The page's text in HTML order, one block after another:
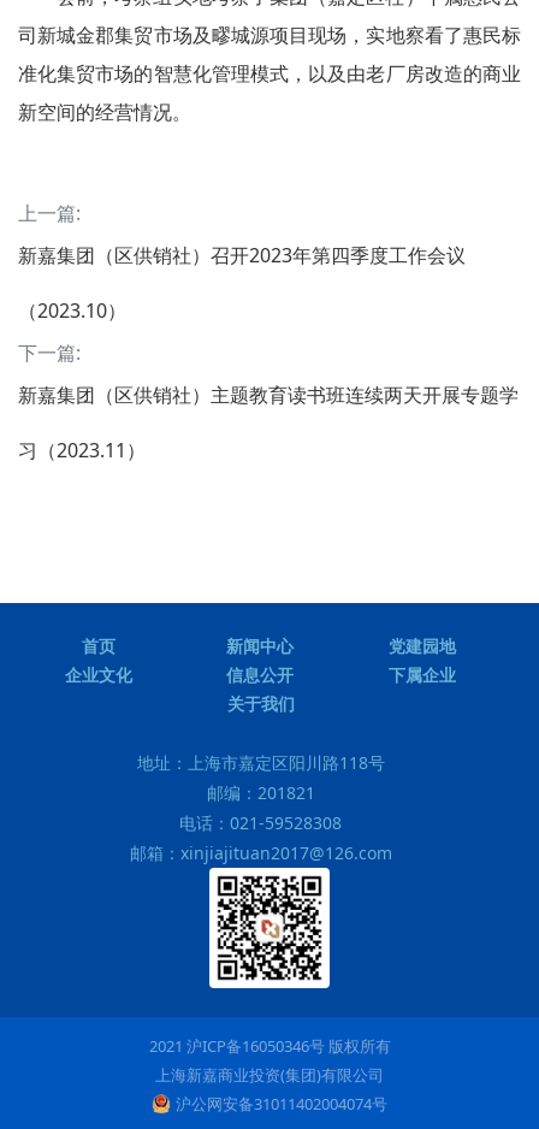
司新城金郡集贸市场及疁城源项目现场，实地察看了惠民标
准化集贸市场的智慧化管理模式，以及由老厂房改造的商业
新空间的经营情况。
上一篇:
新嘉集团（区供销社）召开2023年第四季度工作会议
（2023.10）
下一篇:
新嘉集团（区供销社）主题教育读书班连续两天开展专题学
习（2023.11）
首页 新闻中心
党建园地
企业文化
信息公开
下属企业
关于我们
地址： 上海市嘉定区阳川路118号
邮编： 201821
电话： 021-59528308
邮箱： xinjiajituan2017@126.com
2021 沪ICP备16050346号 版权所有
上海新嘉商业投资(集团)有限公司
沪公网安备31011402004074号